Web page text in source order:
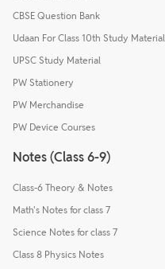
CBSE Question Bank
Udaan For Class 10th Study Material
UPSC Study Material
PW Stationery
PW Merchandise
PW Device Courses
Notes (Class 6-9)
Class-6 Theory & Notes
Math's Notes for class 7
Science Notes for class 7
Class 8 Physics Notes